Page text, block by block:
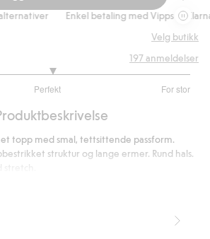
Enkel betaling med Vipps & Klarna
Velg butikk
Perfekt For stor
197anmeldelser
topp med smal, tettsittende passform.
struktur og lange ermer. Rund hals.
S